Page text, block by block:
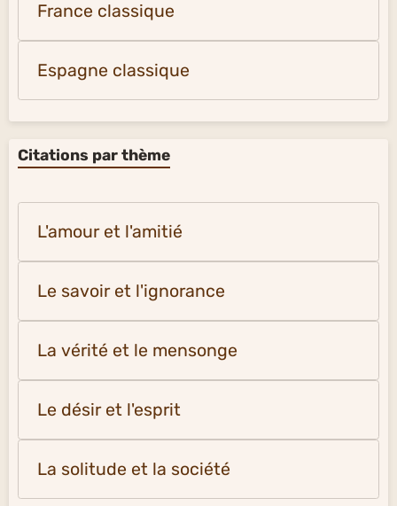
France classique
Espagne classique
Citations par thème
L'amour et l'amitié
Le savoir et l'ignorance
La vérité et le mensonge
Le désir et l'esprit
La solitude et la société